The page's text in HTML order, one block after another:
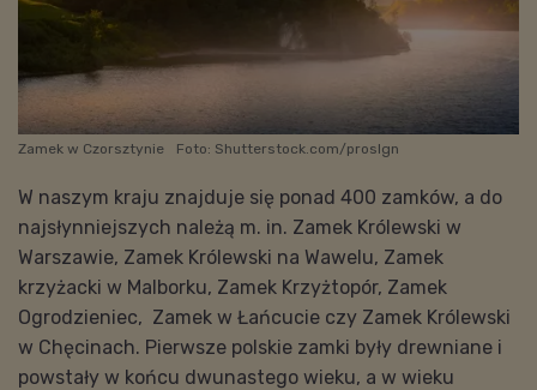
Zamek w Czorsztynie Foto: Shutterstock.com/proslgn
W naszym kraju znajduje się ponad 400 zamków, a do
najsłynniejszych należą m. in. Zamek Królewski w
Warszawie, Zamek Królewski na Wawelu, Zamek
krzyżacki w Malborku, Zamek Krzyżtopór, Zamek
Ogrodzieniec, Zamek w Łańcucie czy Zamek Królewski
w Chęcinach. Pierwsze polskie zamki były drewniane i
powstały w końcu dwunastego wieku, a w wieku